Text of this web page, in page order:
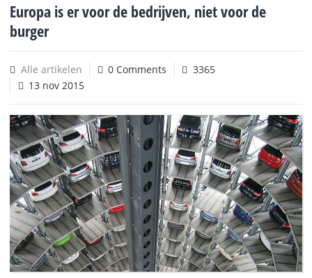
Europa is er voor de bedrijven, niet voor de
burger
Alle artikelen 0 Comments
3365
13 nov 2015